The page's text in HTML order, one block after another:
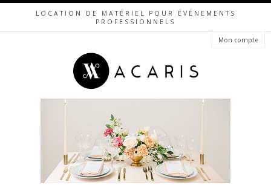
LOCATION DE MATÉRIEL POUR ÉVÉNEMENTS
PROFESSIONNELS
Mon compte